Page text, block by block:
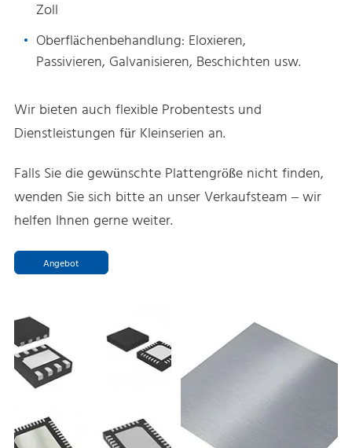
Zoll
Oberflächenbehandlung: Eloxieren,
Passivieren, Galvanisieren, Beschichten usw.
Wir bieten auch flexible Probentests und
Dienstleistungen für Kleinserien an.
Falls Sie die gewünschte Plattengröße nicht finden,
wenden Sie sich bitte an unser Verkaufsteam – wir
helfen Ihnen gerne weiter.
Angebot